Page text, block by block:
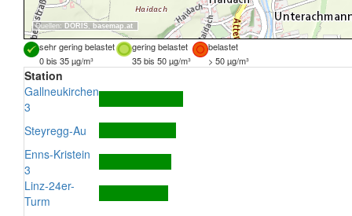
Quellen: DORIS, basemap.at
sehr gering belastet gering belastet
belastet
0 bis 35 µg/m³
35 bis 50 µg/m³ > 50 µg/m³
Station
Gallneukirchen
3
Steyregg-Au
Enns-Kristein
3
Linz-24er-
Turm